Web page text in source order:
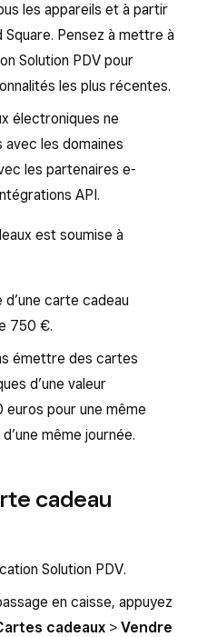
les appareils et à partir
Square. Pensez à mettre à
Solution PDV pour
les plus récentes.
électroniques ne
les domaines
les partenaires e-
API.
est soumise à
d’une carte cadeau
750 €.
émettre des cartes
d’une valeur
pour une même
même journée.
cadeau
Solution PDV.
en caisse, appuyez
cadeaux > Vendre